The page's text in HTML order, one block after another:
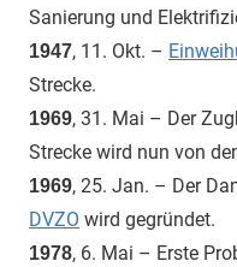
Sanierung und
1947, 11. Okt. –
Strecke.
1969, 31. Mai – Der
Strecke wird nun von
1969, 25. Jan. – Der
DVZO wird gegründet.
1978, 6. Mai – Erste